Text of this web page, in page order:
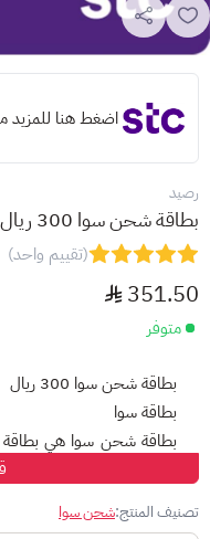
اضغط هنا للمزيد
رصيد
بطاقة شحن سوا 300 ريال
(تقييم واحد)
351.50
متوفر
بطاقة شحن سوا 300 ريال
بطاقة سوا
بطاقة شحن سوا هي
تصنيف المنتج:شحن سوا